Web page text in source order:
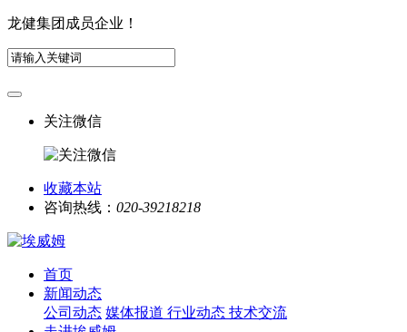
龙健集团成员企业！
关注微信
收藏本站
咨询热线： 020-39218218
首页
新闻动态
公司动态 媒体报道 行业动态 技术交流